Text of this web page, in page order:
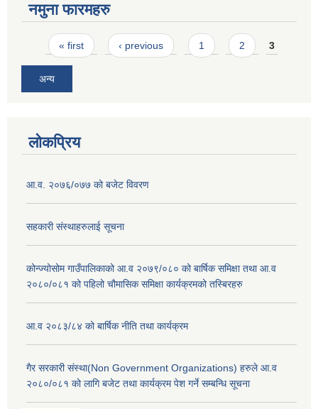
नमुना फारमहरु
Pages
« first ‹ previous 1 2 3
अन्य
लोकप्रिय
आ‍.व. २०७६/०७७ को बजेट विवरण
सहकारी संस्थाहरुलाई सूचना
कोन्ज्योसोम गाउँपालिकाको आ.व २०७९/०८० को बार्षिक समिक्षा तथा आ.व
२०८०/०८१ को पहिलो चौमासिक समिक्षा कार्यक्रमको तस्बिरहरु
आ.व २०८३/८४ को बार्षिक नीति तथा कार्यक्रम
गैर सरकारी संस्था(Non Government Organizations) हरुले आ.व
२०८०/०८१ को लागि बजेट तथा कार्यक्रम पेश गर्ने सम्बन्धि सूचना